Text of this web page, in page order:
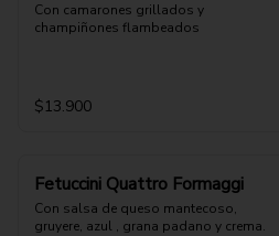
Con camarones grillados y
champiñones flambeados
$13.900
Fetuccini Quattro Formaggi
Con salsa de queso mantecoso,
gruyere, azul , grana padano y crema.